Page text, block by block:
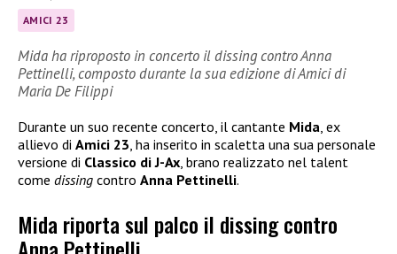
AMICI 23
Mida ha riproposto in concerto il dissing contro Anna
Pettinelli, composto durante la sua edizione di Amici di
Maria De Filippi
Durante un suo recente concerto, il cantante Mida , ex
allievo di Amici 23 , ha inserito in scaletta una sua personale
versione di Classico di J-Ax , brano realizzato nel talent
come dissing contro Anna Pettinelli.
Mida riporta sul palco il dissing contro